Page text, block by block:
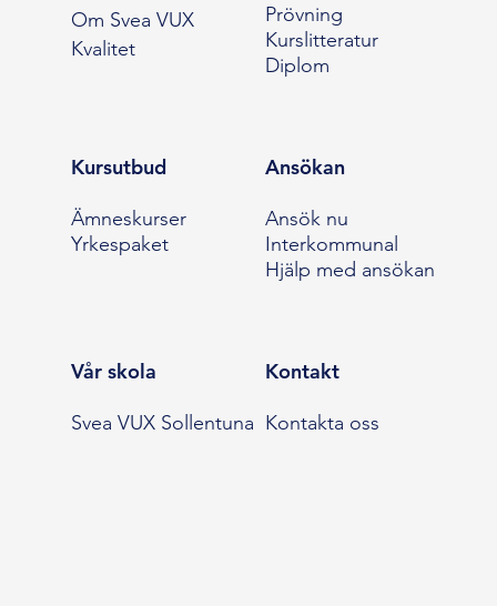
Om Svea VUX
Kvalitet
Prövning
Kurslitteratur
Diplom
Kursutbud
Ämneskurser
Yrkespaket
Ansökan
Ansök nu
Interkommunal
Hjälp med ansökan
Vår skola
Svea VUX Sollentuna
Kontakt
Kontakta oss